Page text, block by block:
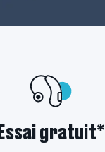
Essai gratuit*